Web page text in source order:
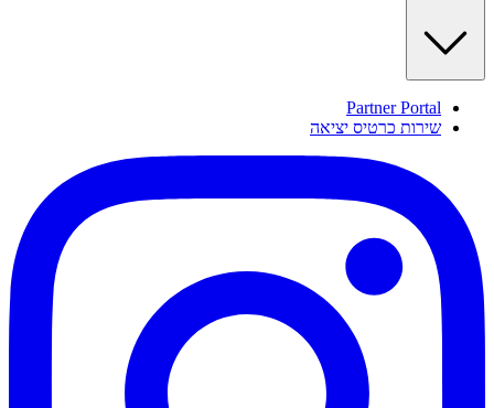
Partner Portal
שירות כרטיס יציאה